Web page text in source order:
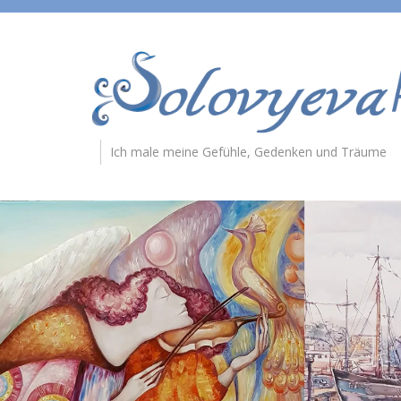
Ich male meine Gefühle, Gedenken und Träume